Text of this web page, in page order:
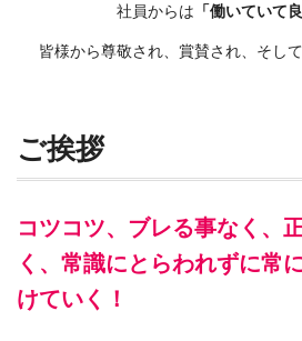
社員からは 「働いていて
皆様から尊敬され、賞賛され、そし
ご挨拶
コツコツ、ブレる事なく、
く、常識にとらわれずに常
けていく！